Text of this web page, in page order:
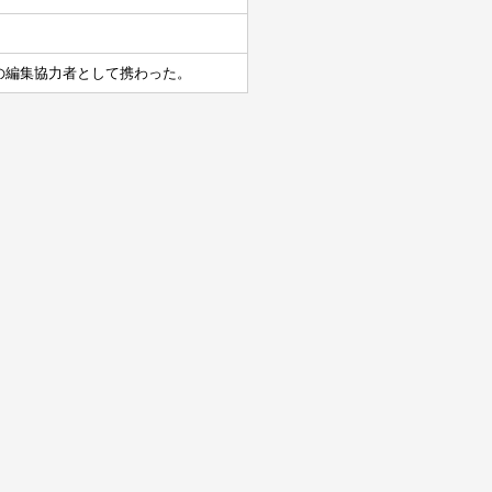
集協力者として携わった。